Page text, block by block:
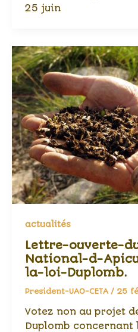
25 juin
actualités
Lettre-ouverte-
National-d-
la-loi-Duplomb.
President-UAO-CETA / 25
Votez non au projet
Duplomb